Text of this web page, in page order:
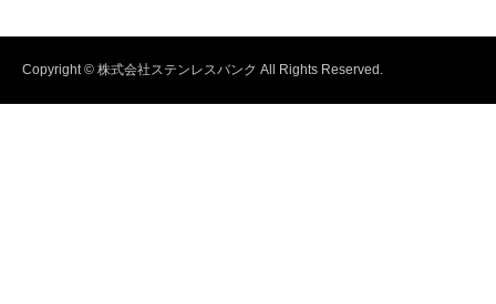
Copyright © 株式会社ステンレスバンク All Rights Reserved.